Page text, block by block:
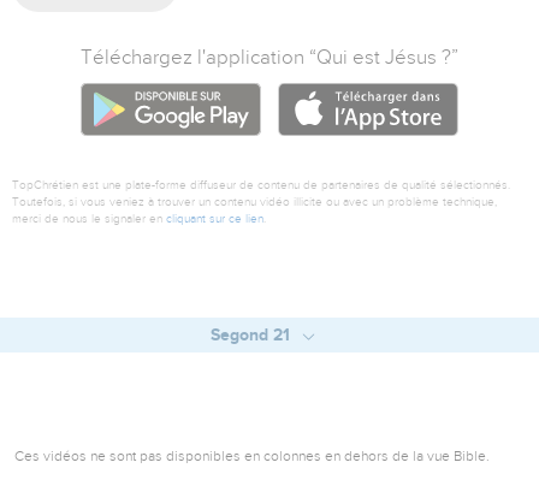
Téléchargez l'application “Qui est Jésus ?”
GOOGLE PLAY
TopChrétien est une plate-forme diffuseur de contenu de partenaires de qualité sélectionnés.
Toutefois, si vous veniez à trouver un contenu vidéo illicite ou avec un problème technique,
merci de nous le signaler en cliquant sur ce lien
Segond 21
Ces vidéos ne sont pas disponibles en colonnes en dehors de la vue Bible.